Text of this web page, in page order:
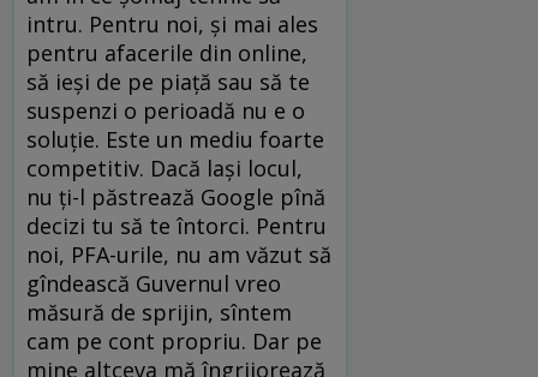
intru. Pentru noi, și mai ales
pentru afacerile din online,
să ieși de pe piață sau să te
suspenzi o perioadă nu e o
soluție. Este un mediu foarte
competitiv. Dacă lași locul,
nu ți-l păstrează Google pînă
decizi tu să te întorci. Pentru
noi, PFA-urile, nu am văzut să
gîndească Guvernul vreo
măsură de sprijin, sîntem
cam pe cont propriu. Dar pe
mine altceva mă îngrijorează